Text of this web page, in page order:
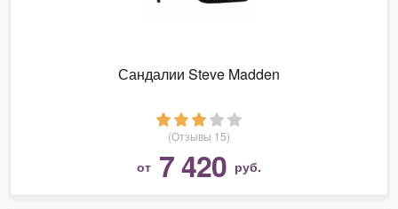
Сандалии Steve Madden
(Отзывы 15)
от 7 420 руб.